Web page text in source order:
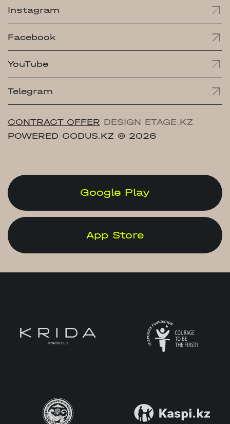
Instagram
Facebook
YouTube
Telegram
CONTRACT OFFER DESIGN ETAGE.KZ
POWERED CODUS.KZ © 2026
Google Play
App Store